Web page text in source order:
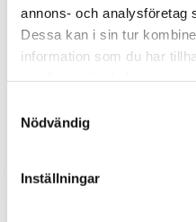
annons- och analysföretag
Dessa kan i sin tur
information som du har
Nödvändig
Inställningar
Temperatur-,
& CO2-logger
Temperatur-, luftfuktighet-,
logger.
6 120kr